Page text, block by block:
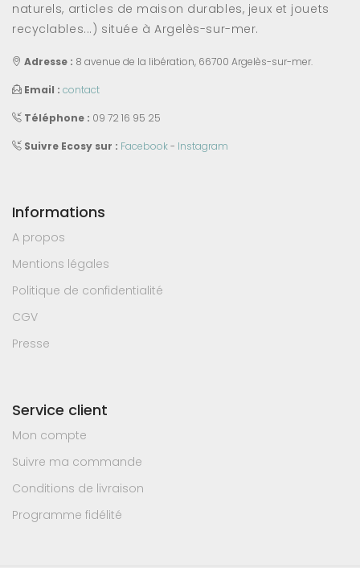
naturels, articles de maison durables, jeux et jouets
recyclables...) située à Argelès-sur-mer.
Adresse : 8 avenue de la libération, 66700 Argelès-sur-mer.
Email : contact
Téléphone : 09 72 16 95 25
Suivre Ecosy sur : Facebook- Instagram
Informations
A propos
Mentions légales
Politique de confidentialité
CGV
Presse
Service client
Mon compte
Suivre ma commande
Conditions de livraison
Programme fidélité